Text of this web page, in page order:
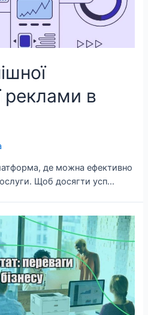
реклами в
де можна ефективно
Щоб досягти усп…